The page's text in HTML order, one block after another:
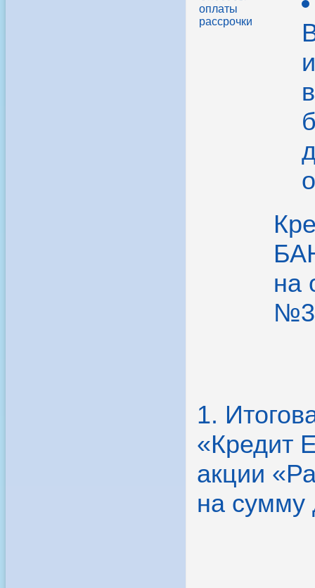
оплаты
рассрочки
на
1.
«Кредит
акции
на сумму